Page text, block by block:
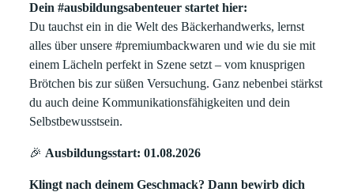
Dein #ausbildungsabenteuer startet hier:
Du tauchst ein in die Welt des Bäckerhandwerks, lernst
alles über unsere #premiumbackwaren und wie du sie mit
einem Lächeln perfekt in Szene setzt – vom knusprigen
Brötchen bis zur süßen Versuchung. Ganz nebenbei stärkst
du auch deine Kommunikationsfähigkeiten und dein
Selbstbewusstsein.
🎉 Ausbildungsstart: 01.08.2026
Klingt nach deinem Geschmack? Dann bewirb dich